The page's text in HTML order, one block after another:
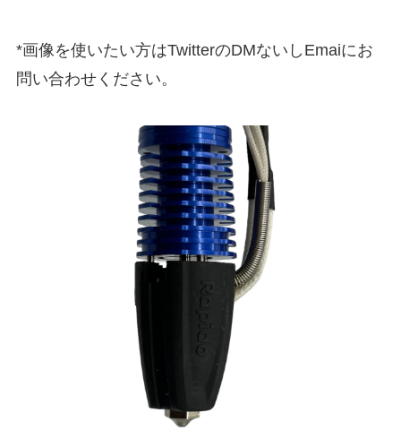
*画像を使いたい方はTwitterのDMないしEmaiにお
問い合わせください。